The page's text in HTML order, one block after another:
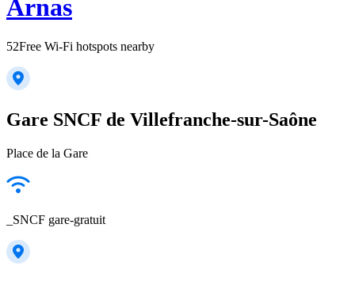
Arnas
52Free Wi-Fi hotspots nearby
Gare SNCF de Villefranche-sur-Saône
Place de la Gare
_SNCF gare-gratuit